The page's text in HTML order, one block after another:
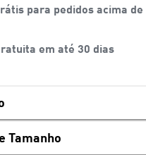
para pedidos acima de
em até 30 dias
Tamanho